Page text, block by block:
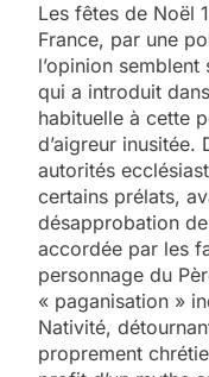
Les fêtes de Noël
France, par une
l’opinion
qui a introduit
habituelle à cette
d’aigreur inusitée.
autorités
certains prélats,
désapprobation
accordée par les
personnage du
« paganisation »
Nativité,
proprement